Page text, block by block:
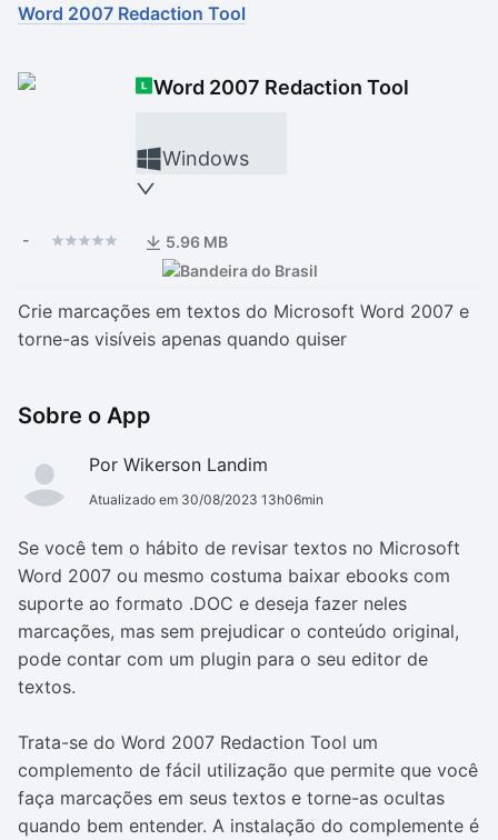
Ver mais
Ver mais
Word 2007 Redaction Tool
Word 2007 Redaction Tool
Windows
- 5.96 MB
Crie marcações em textos do Microsoft Word 2007 e
torne-as visíveis apenas quando quiser
Sobre o App
Por Wikerson Landim
Atualizado em 30/08/2023 13h06min
Se você tem o hábito de revisar textos no Microsoft
Word 2007 ou mesmo costuma baixar ebooks com
suporte ao formato .DOC e deseja fazer neles
marcações, mas sem prejudicar o conteúdo original,
pode contar com um plugin para o seu editor de
textos.
Trata-se do Word 2007 Redaction Tool um
complemento de fácil utilização que permite que você
faça marcações em seus textos e torne-as ocultas
quando bem entender. A instalação do complemente é